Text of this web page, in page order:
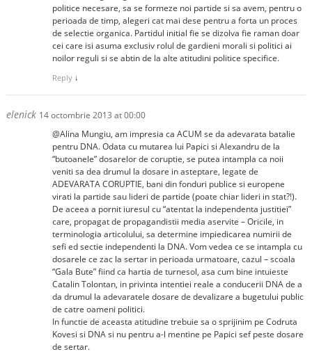
politice necesare, sa se formeze noi partide si sa avem, pentru o
perioada de timp, alegeri cat mai dese pentru a forta un proces
de selectie organica. Partidul initial fie se dizolva fie raman doar
cei care isi asuma exclusiv rolul de gardieni morali si politici ai
noilor reguli si se abtin de la alte atitudini politice specifice.
Reply ↓
elenick 14 octombrie 2013 at 00:00
@Alina Mungiu, am impresia ca ACUM se da adevarata batalie
pentru DNA. Odata cu mutarea lui Papici si Alexandru de la
“butoanele” dosarelor de coruptie, se putea intampla ca noii
veniti sa dea drumul la dosare in asteptare, legate de
ADEVARATA CORUPTIE, bani din fonduri publice si europene
virati la partide sau lideri de partide (poate chiar lideri in stat?!).
De aceea a pornit iuresul cu “atentat la independenta justitiei”
care, propagat de propagandistii media aservite – Oricile, in
terminologia articolului, sa determine impiedicarea numirii de
sefi ed sectie independenti la DNA. Vom vedea ce se intampla cu
dosarele ce zac la sertar in perioada urmatoare, cazul – scoala
“Gala Bute” fiind ca hartia de turnesol, asa cum bine intuieste
Catalin Tolontan, in privinta intentiei reale a conducerii DNA de a
da drumul la adevaratele dosare de devalizare a bugetului public
de catre oameni politici.
In functie de aceasta atitudine trebuie sa o sprijinim pe Codruta
Kovesi si DNA si nu pentru a-l mentine pe Papici sef peste dosare
de sertar.